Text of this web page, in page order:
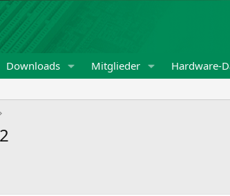
Downloads Mitglieder Hardware-